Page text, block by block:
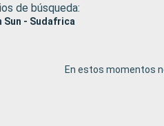
de búsqueda:
Sun - Sudafrica
En estos momentos